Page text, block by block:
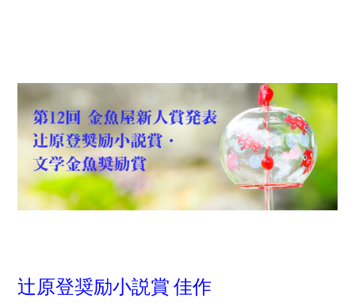
辻原登奨励小説賞 佳作